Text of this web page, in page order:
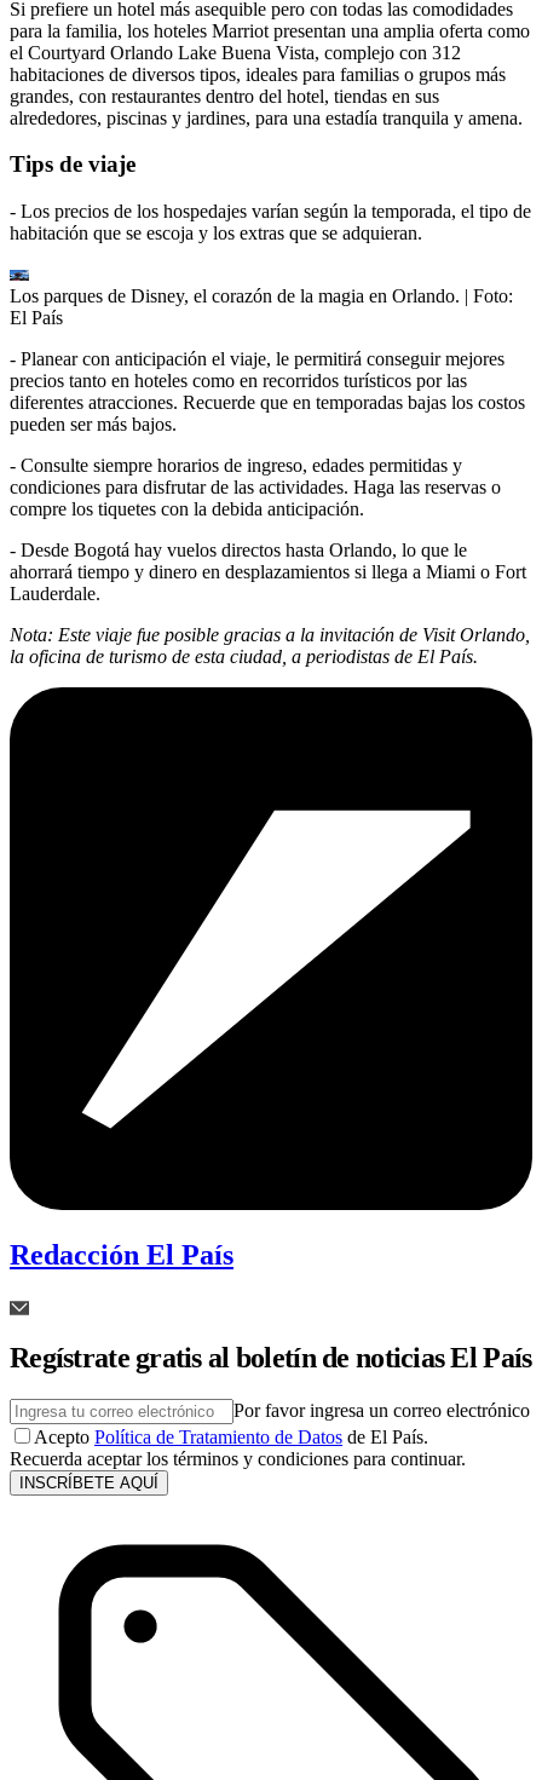
Si prefiere un hotel más asequible pero con todas las comodidades
para la familia, los hoteles Marriot presentan una amplia oferta como
el Courtyard Orlando Lake Buena Vista, complejo con 312
habitaciones de diversos tipos, ideales para familias o grupos más
grandes, con restaurantes dentro del hotel, tiendas en sus
alrededores, piscinas y jardines, para una estadía tranquila y amena.
Tips de viaje
- Los precios de los hospedajes varían según la temporada, el tipo de
habitación que se escoja y los extras que se adquieran.
Los parques de Disney, el corazón de la magia en Orlando. | Foto:
El País
- Planear con anticipación el viaje, le permitirá conseguir mejores
precios tanto en hoteles como en recorridos turísticos por las
diferentes atracciones. Recuerde que en temporadas bajas los costos
pueden ser más bajos.
- Consulte siempre horarios de ingreso, edades permitidas y
condiciones para disfrutar de las actividades. Haga las reservas o
compre los tiquetes con la debida anticipación.
- Desde Bogotá hay vuelos directos hasta Orlando, lo que le
ahorrará tiempo y dinero en desplazamientos si llega a Miami o Fort
Lauderdale.
Nota: Este viaje fue posible gracias a la invitación de Visit Orlando,
la oficina de turismo de esta ciudad, a periodistas de El País.
Redacción El País
Regístrate gratis al boletín de noticias El País
Por favor ingresa un correo electrónico
Acepto Política de Tratamiento de Datos de El País.
Recuerda aceptar los términos y condiciones para continuar.
INSCRÍBETE AQUÍ